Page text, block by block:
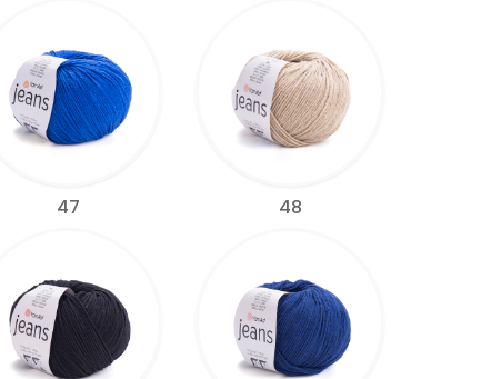
47 48